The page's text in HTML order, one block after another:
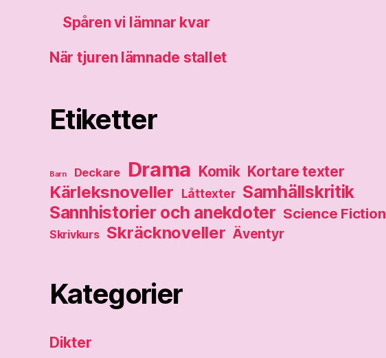
Spåren vi lämnar kvar
När tjuren lämnade stallet
Etiketter
Barn Deckare Drama Komik Kortare texter
Kärleksnoveller Låttexter Samhällskritik
Sannhistorier och anekdoter Science Fiction
Skrivkurs Skräcknoveller Äventyr
Kategorier
Dikter